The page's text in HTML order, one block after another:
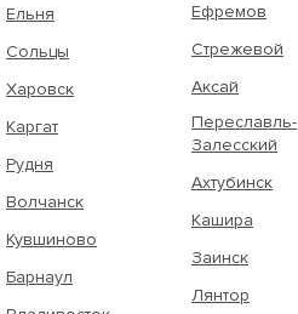
Ельня
Сольцы
Харовск
Каргат
Рудня
Волчанск
Кувшиново
Барнаул
Ефремов
Стрежевой
Аксай
Переславль-
Залесский
Ахтубинск
Кашира
Заинск
Лянтор